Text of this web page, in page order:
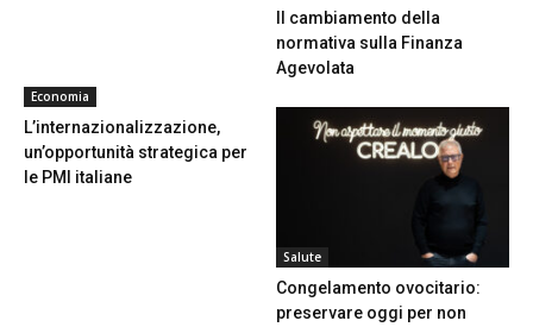
Il cambiamento della
normativa sulla Finanza
Agevolata
Economia
L’internazionalizzazione,
un’opportunità strategica per
le PMI italiane
Salute
Congelamento ovocitario:
preservare oggi per non